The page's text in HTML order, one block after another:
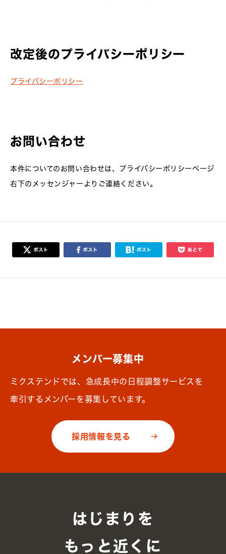
改定後のプライバシーポリシー
プライバシーポリシー
お問い合わせ
本件についてのお問い合わせは、プライバシーポリシーページ
右下のメッセンジャーよりご連絡ください。
メンバー募集中
ミクステンドでは、急成長中の日程調整サービスを
牽引するメンバーを募集しています。
採用情報を見る
はじまりを
もっと近くに